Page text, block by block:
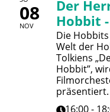
08
NOV
Der
Hobbit
Die
Welt der
Tolkiens
Hobbit”,
präsentiert.
16:00 -